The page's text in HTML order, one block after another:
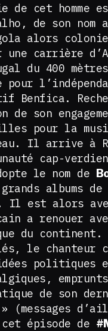
de cet homme
de son
alors
une carrière
du 400
Benfica.
de son
pour la
Il arrive à
cap-
le nom de
albums
est alors
a renouer
du
le chanteur
politiques
de son
» (messages
cet épisode de